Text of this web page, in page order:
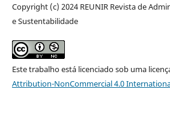
Copyright (c) 2024 REUNIR Revista de
e Sustentabilidade
Este trabalho está licenciado sob uma
Attribution-NonCommercial 4.0